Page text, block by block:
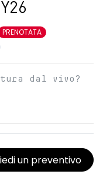
PRENOTATA
dal vivo?
un preventivo